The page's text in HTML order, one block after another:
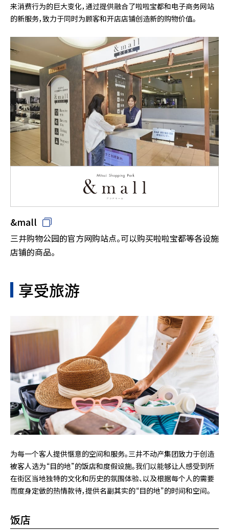
来消费行为的巨大变化，通过提供融合了啦啦宝都和电子商务网站
的新服务，致力于同时为顾客和开店店铺创造新的购物价值。
&mall
三井购物公园的官方网购站点。可以购买啦啦宝都等各设施
店铺的商品。
享受旅游
为每一个客人提供惬意的空间和服务。三井不动产集团致力于创造
被客人选为“目的地”的饭店和度假设施。我们以能够让人感受到所
在街区当地独特的文化和历史的氛围体验、以及根据每个人的需要
而度身定做的热情款待，提供名副其实的“目的地”的时间和空间。
饭店